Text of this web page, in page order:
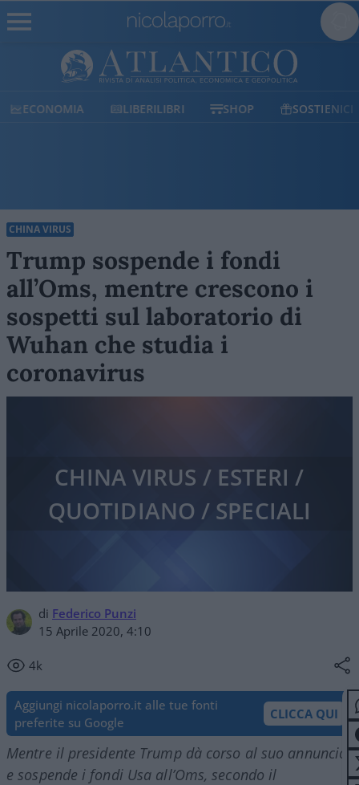
ECONOMIA LIBERILIBRI SHOP SOSTIENICI
CHINA VIRUS
Trump sospende i fondi
all’Oms, mentre crescono i
sospetti sul laboratorio di
Wuhan che studia i
coronavirus
di Federico Punzi
15 Aprile 2020, 4:10
4k
CHINA VIRUS / ESTERI /
QUOTIDIANO / SPECIALI
Aggiungi nicolaporro.it alle tue fonti
preferite su Google
CLICCA QUI
Mentre il presidente Trump dà corso al suo annuncio
e sospende i fondi Usa all’Oms, secondo il